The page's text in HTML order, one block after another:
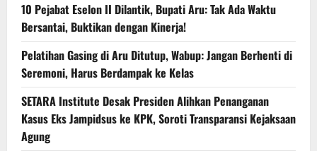
10 Pejabat Eselon II Dilantik, Bupati Aru: Tak Ada Waktu
Bersantai, Buktikan dengan Kinerja!
Pelatihan Gasing di Aru Ditutup, Wabup: Jangan Berhenti di
Seremoni, Harus Berdampak ke Kelas
SETARA Institute Desak Presiden Alihkan Penanganan
Kasus Eks Jampidsus ke KPK, Soroti Transparansi Kejaksaan
Agung